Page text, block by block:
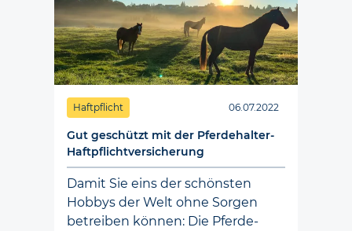
Loading...
Haftpflicht 06.07.2022
Gut geschützt mit der Pferdehalter-
Haftpflichtversicherung
Damit Sie eins der schönsten
Hobbys der Welt ohne Sorgen
betreiben können: Die Pferde­